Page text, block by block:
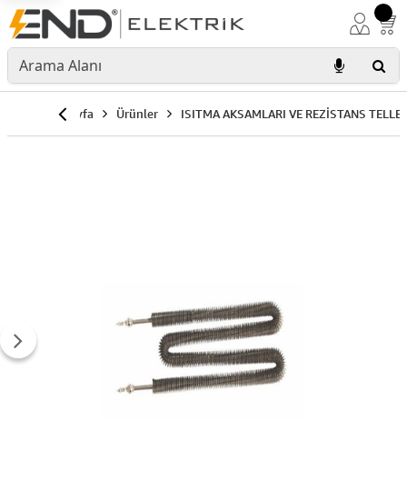
Anasayfa Ürünler ISITMA AKSAMLARI VE REZİSTANS